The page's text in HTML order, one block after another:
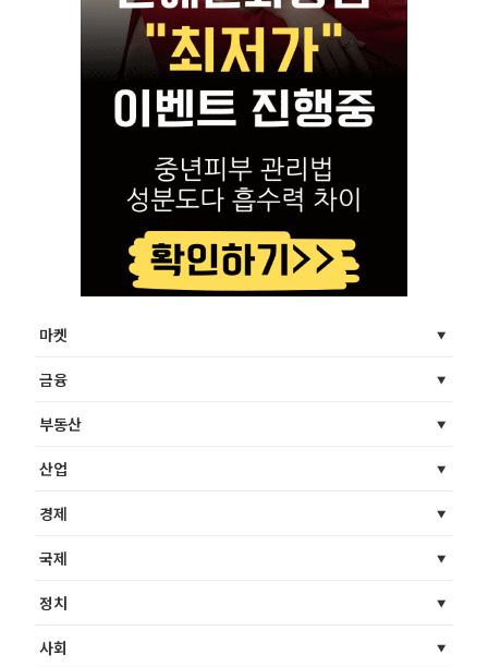
마켓
금융
부동산
산업
경제
국제
정치
사회